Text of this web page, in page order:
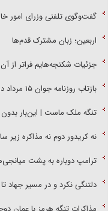
گفت‌وگوی تلفنی وزرای امور
اربعین؛ زبان مشترک قدم‌ها
جزئیات شکنجه‌هایم فراتر از
بازتاب روزنامه جوان ۱۵ مرداد در شبکه خبر
تنگه ملک ماست | این‌بار
نه کریدور دوم نه مذاکره زیر
ترامپ دوباره به پشت
دلتنگی نکرد و در مسیر جهاد